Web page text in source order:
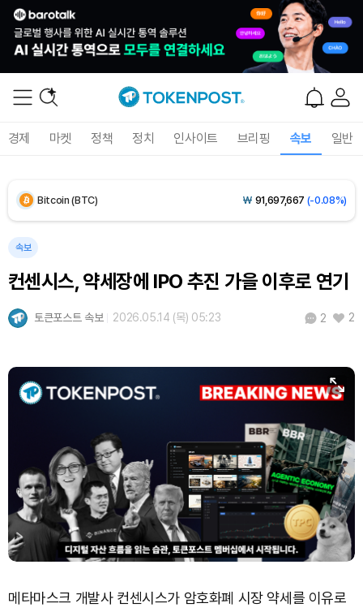
경제 마켓 정책 정치 인사이트 브리핑 속보 일반
Solana (SOL) ₩ 107,014(+2.59%)
Bitcoin (BTC) ₩ 91,697,667 (-0.08%)
속보
컨센시스, 약세장에 IPO 추진 가을 이후로 연기
토큰포스트 속보 2026.05.14 (목) 05:23 2 2
메타마스크 개발사 컨센시스가 암호화폐 시장 약세를 이유로